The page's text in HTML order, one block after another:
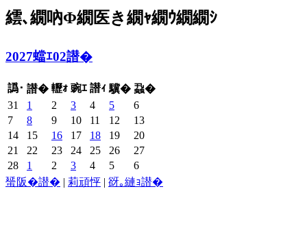
繧､繝吶Φ繝医き繝ｬ繝ｳ繝繝ｼ
2027蟷ｴ02譛�
譌･ 譛� 轣ｫ 豌ｴ 譛ｨ 驥� 蝨�
31
1 2 3 4 5
6
7
8 9 10 11 12
13
14
15 16 17 18 19
20
21
22 23 24 25 26
27
28
1 2 3 4 5
6
蜑阪�譛� | 莉頑怦 | 谺｡縺ｮ譛�